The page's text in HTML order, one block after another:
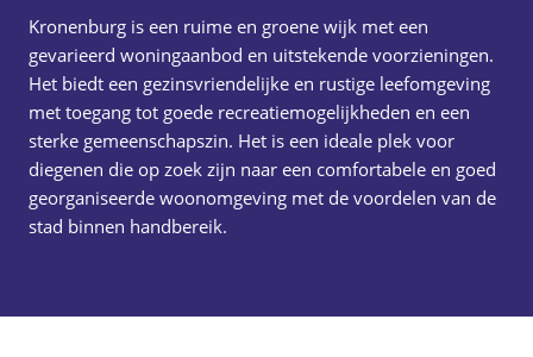
Kronenburg is een ruime en groene wijk met een
gevarieerd woningaanbod en uitstekende voorzieningen.
Het biedt een gezinsvriendelijke en rustige leefomgeving
met toegang tot goede recreatiemogelijkheden en een
sterke gemeenschapszin. Het is een ideale plek voor
diegenen die op zoek zijn naar een comfortabele en goed
georganiseerde woonomgeving met de voordelen van de
stad binnen handbereik.